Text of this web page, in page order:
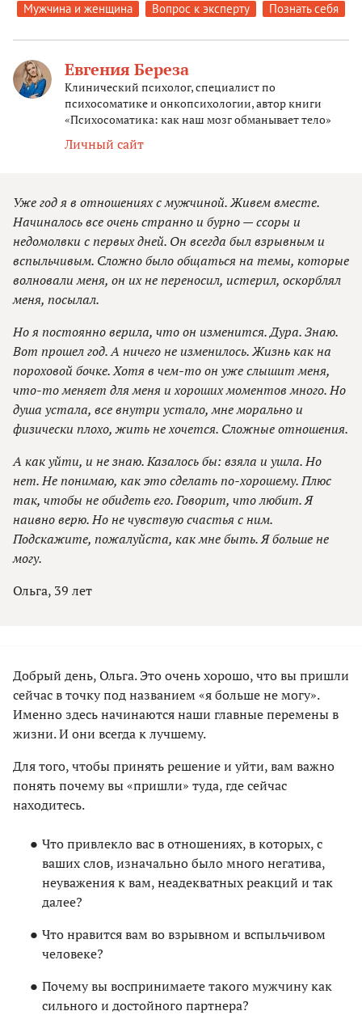
Мужчина и женщина Вопрос к эксперту Познать себя
Евгения Береза
Клинический психолог, специалист по
психосоматике и онкопсихологии, автор книги
«Психосоматика: как наш мозг обманывает тело»
Личный сайт
Уже год я в отношениях с мужчиной. Живем вместе.
Начиналось все очень странно и бурно — ссоры и
недомолвки с первых дней. Он всегда был взрывным и
вспыльчивым. Сложно было общаться на темы, которые
волновали меня, он их не переносил, истерил, оскорблял
меня, посылал.
Но я постоянно верила, что он изменится. Дура. Знаю.
Вот прошел год. А ничего не изменилось. Жизнь как на
пороховой бочке. Хотя в чем-то он уже слышит меня,
что-то меняет для меня и хороших моментов много. Но
душа устала, все внутри устало, мне морально и
физически плохо, жить не хочется. Сложные отношения.
А как уйти, и не знаю. Казалось бы: взяла и ушла. Но
нет. Не понимаю, как это сделать по-хорошему. Плюс
так, чтобы не обидеть его. Говорит, что любит. Я
наивно верю. Но не чувствую счастья с ним.
Подскажите, пожалуйста, как мне быть. Я больше не
могу.
Ольга, 39 лет
Добрый день, Ольга. Это очень хорошо, что вы пришли
сейчас в точку под названием «я больше не могу».
Именно здесь начинаются наши главные перемены в
жизни. И они всегда к лучшему.
Для того, чтобы принять решение и уйти, вам важно
понять почему вы «пришли» туда, где сейчас
находитесь.
Что привлекло вас в отношениях, в которых, с
ваших слов, изначально было много негатива,
неуважения к вам, неадекватных реакций и так
далее?
Что нравится вам во взрывном и вспыльчивом
человеке?
Почему вы воспринимаете такого мужчину как
сильного и достойного партнера?